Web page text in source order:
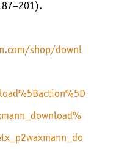
shop/downl